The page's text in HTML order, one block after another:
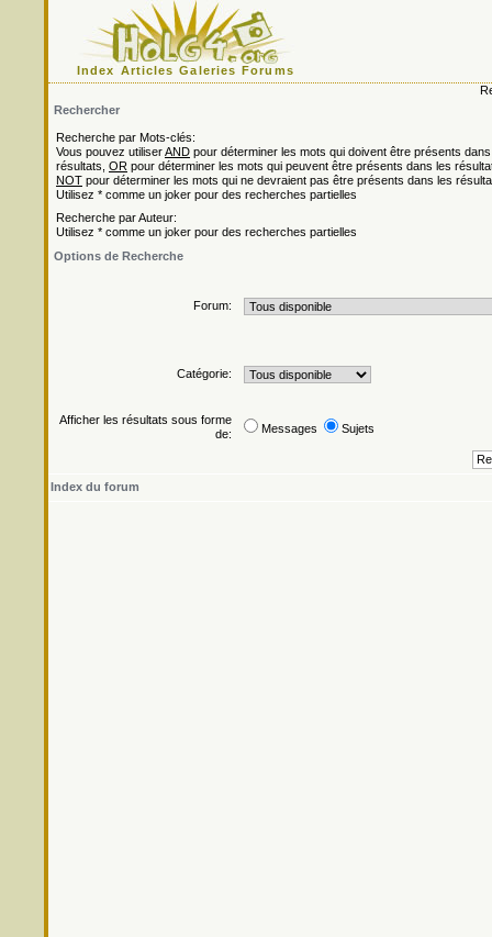
Index Articles Galeries Forums
Rechercher
Recherche par Mots-clés:
Vous pouvez utiliserAND pour déterminer les mots qui doivent être présents
résultats, OR pour déterminer les mots qui peuvent être présents dans les
NOT pour déterminer les mots qui ne devraient pas être présents dans les
Utilisez * comme un joker pour des recherches partielles
Recherche par Auteur:
Utilisez * comme un joker pour des recherches partielles
Options de Recherche
Forum:
Catégorie:
Afficher les résultats sous forme
de:
Messages Sujets
Index du forum